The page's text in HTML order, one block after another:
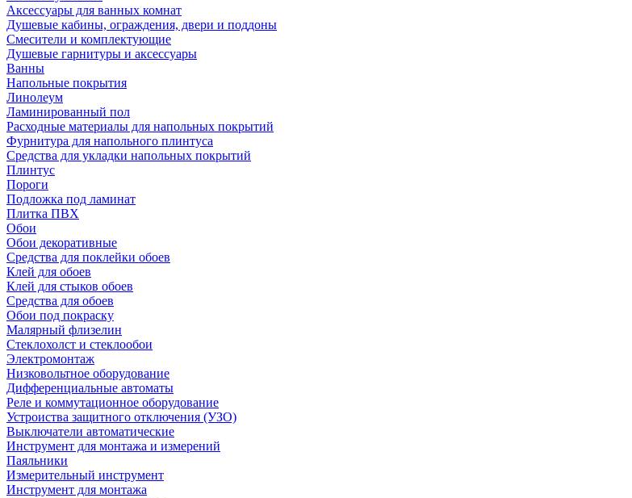
Аксессуары для ванных комнат
Душевые кабины, ограждения, двери и поддоны
Смесители и комплектующие
Душевые гарнитуры и аксессуары
Ванны
Напольные покрытия
Линолеум
Ламинированный пол
Расходные материалы для напольных покрытий
Фурнитура для напольного плинтуса
Средства для укладки напольных покрытий
Плинтус
Пороги
Подложка под ламинат
Плитка ПВХ
Обои
Обои декоративные
Средства для поклейки обоев
Клей для обоев
Клей для стыков обоев
Средства для обоев
Обои под покраску
Малярный флизелин
Стеклохолст и стеклообои
Электромонтаж
Низковольтное оборудование
Дифференциальные автоматы
Реле и коммутационное оборудование
Устроиства защитного отключения (УЗО)
Выключатели автоматические
Инструмент для монтажа и измерений
Паяльники
Измерительный инструмент
Инструмент для монтажа